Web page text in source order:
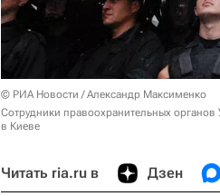
© РИА Новости / Александр Максименко
Сотрудники правоохранительных
в Киеве
Читать ria.ru в Дзен